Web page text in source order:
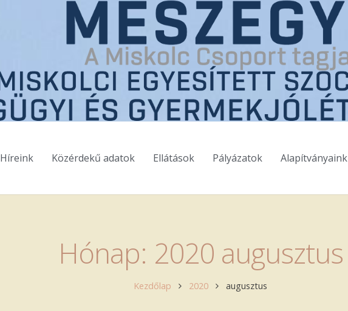
Híreink Közérdekű adatok Ellátások Pályázatok Alapítványaink
Hónap: 2020 augusztus
Kezdőlap 2020 augusztus